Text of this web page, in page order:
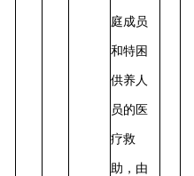
庭成员
和特困
供养人
员的医
疗救
助，由